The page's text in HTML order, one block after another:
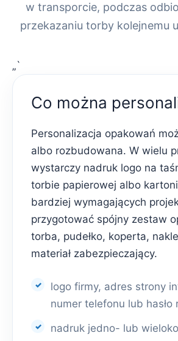
w transporcie, podczas
przekazaniu torby kolejnemu
„`
Co można
Personalizacja opakowań
albo rozbudowana. W wielu
wystarczy nadruk logo na
torbie papierowej albo
bardziej wymagających
przygotować spójny zestaw
torba, pudełko, koperta,
materiał zabezpieczający.
logo firmy, adres strony
numer telefonu lub hasło
nadruk jedno- lub